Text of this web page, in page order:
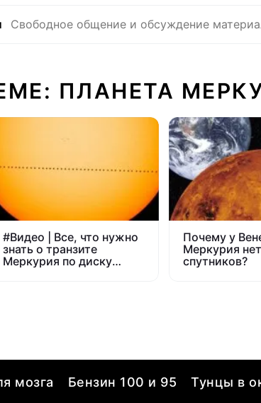
Свободное общение и обсуждение
ПЛАНЕТА
#Видео | Все, что нужно
знать о транзите
Меркурия по диску
Почему у
Меркурия нет
спутников?
мозга Бензин 100 и 95 Тунцы в